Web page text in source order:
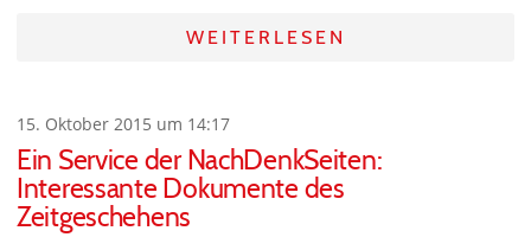
WEITERLESEN
15. Oktober 2015 um 14:17
Ein Service der NachDenkSeiten:
Interessante Dokumente des
Zeitgeschehens